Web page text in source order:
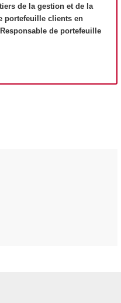
de la gestion et de la
portefeuille clients en
de portefeuille